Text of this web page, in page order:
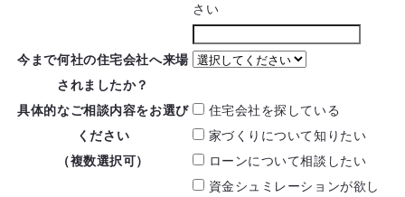
さい
今まで何社の住宅会社へ来場
されましたか？
具体的なご相談内容をお選び
ください
（複数選択可）
住宅会社を探している
家づくりについて知りたい
ローンについて相談したい
資金シュミレーションが欲し